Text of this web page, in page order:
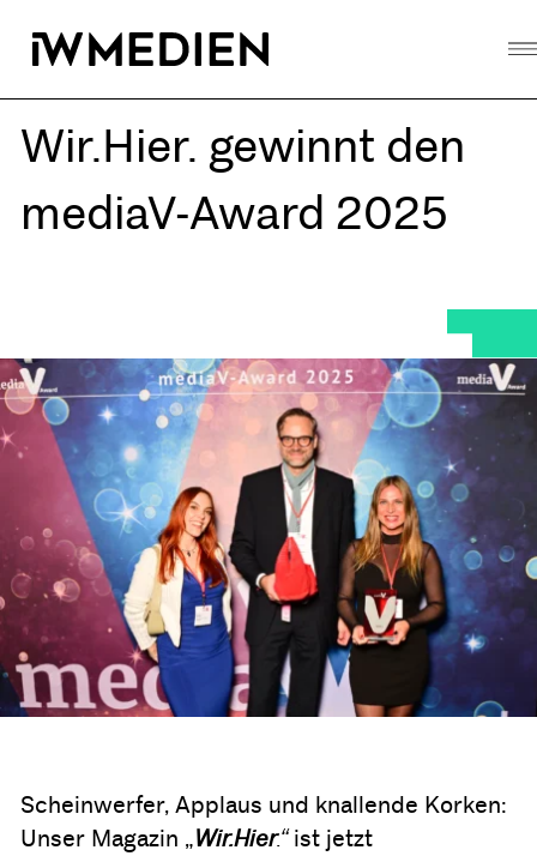
content
Wir.Hier. gewinnt den
mediaV-Award 2025
Scheinwerfer, Applaus und knallende Korken:
Unser Magazin „Wir.Hier.“ist jetzt